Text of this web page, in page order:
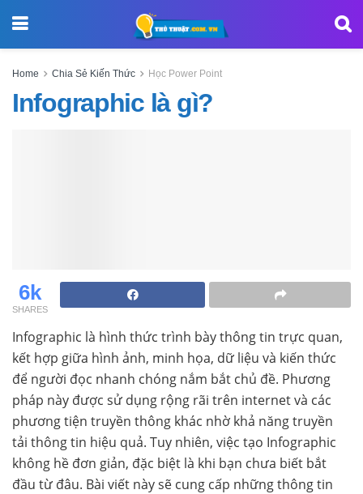
Home Chia Sẻ Kiến Thức Học Power Point
Infographic là gì?
6k
SHARES
Infographic là hình thức trình bày thông tin trực quan,
kết hợp giữa hình ảnh, minh họa, dữ liệu và kiến thức
để người đọc nhanh chóng nắm bắt chủ đề. Phương
pháp này được sử dụng rộng rãi trên internet và các
phương tiện truyền thông khác nhờ khả năng truyền
tải thông tin hiệu quả. Tuy nhiên, việc tạo Infographic
không hề đơn giản, đặc biệt là khi bạn chưa biết bắt
đầu từ đâu. Bài viết này sẽ cung cấp những thông tin